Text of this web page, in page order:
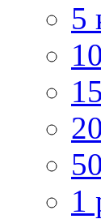
5
1